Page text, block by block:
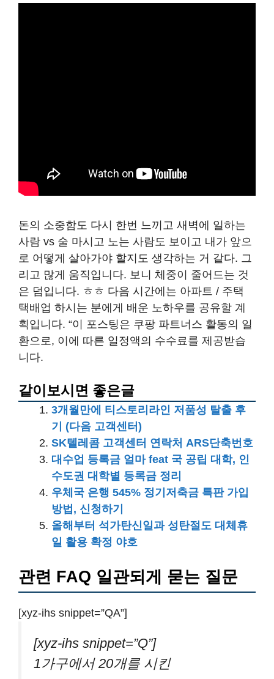
돈의 소중함도 다시 한번 느끼고 새벽에 일하는
사람 vs 술 마시고 노는 사람도 보이고 내가 앞으
로 어떻게 살아가야 할지도 생각하는 거 같다. 그
리고 많게 움직입니다. 보니 체중이 줄어드는 것
은 덤입니다. ㅎㅎ 다음 시간에는 아파트 / 주택
택배업 하시는 분에게 배운 노하우를 공유할 계
획입니다. “이 포스팅은 쿠팡 파트너스 활동의 일
환으로, 이에 따른 일정액의 수수료를 제공받습
니다.
같이보시면 좋은글
3개월만에 티스토리라인 저품성 탈출 후
기 (다음 고객센터)
SK텔레콤 고객센터 연락처 ARS단축번호
대수업 등록금 얼마 feat 국 공립 대학, 인
수도권 대학별 등록금 정리
우체국 은행 545% 정기저축금 특판 가입
방법, 신청하기
올해부터 석가탄신일과 성탄절도 대체휴
일 활용 확정 야호
관련 FAQ 일관되게 묻는 질문
[xyz-ihs snippet=”QA”]
[xyz-ihs snippet=”Q”]
1가구에서 20개를 시킨